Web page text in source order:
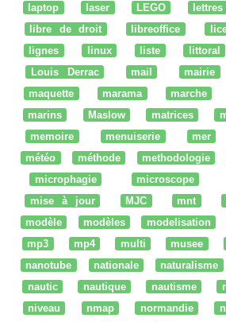
laptop
laser LEGO lettres
libre de droit
libreoffice
lignes
linux liste littoral
Louis Derrac
mail mairie
maquette
marama marche
marins
Maslow matrices
memoire
menuiserie mer
météo
méthode methodologie
microphagie
microscope
mise à jour
MJC mnt
modèle
modèles modelisation
mp3
mp4 multi musee
nanotube
nationale naturalisme
nautic
nautique nautisme
niveau
nmap normandie